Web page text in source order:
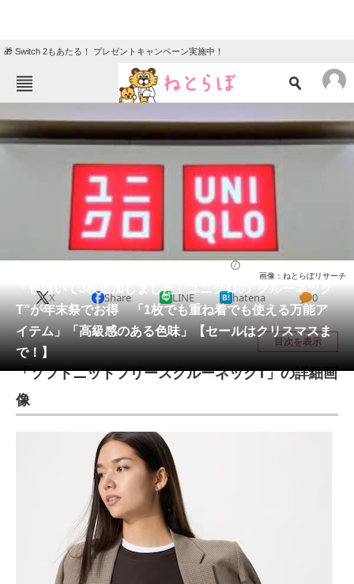
🎁 Switch 2もあたる！ プレゼントキャンペーン実施中！
TOP ニュース
クイズ
教育・育児
リサーチ
メディア
注目記事を集めた総合ページ
進化するPCとデバイスの未来
好きが集まる 比べて選べる
ビジネスと働き方のヒント
AI活用のいまが分かる
「色違いで3枚追加しました」ユニクロの“クルーネック
T”が年末祭でお得 「1枚でも重ね着でも使える万能ア
イテム」「高級感のある色味」【セールはクリスマスま
で！】
画像：ねとらぼリサーチ
X Share LINE hatena 0
目次を表示
「ソフトニットフリースクルーネックT」の詳細画
像